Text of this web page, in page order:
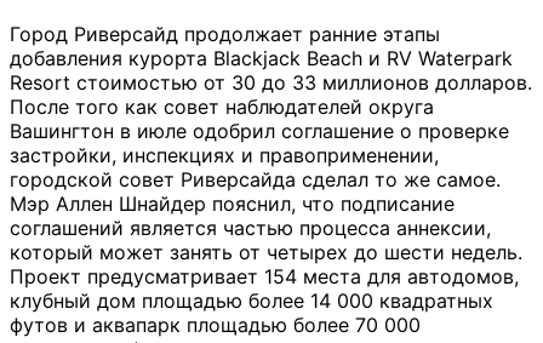
Город Риверсайд продолжает ранние этапы
добавления курорта Blackjack Beach и RV Waterpark
Resort стоимостью от 30 до 33 миллионов долларов.
После того как совет наблюдателей округа
Вашингтон в июле одобрил соглашение о проверке
застройки, инспекциях и правоприменении,
городской совет Риверсайда сделал то же самое.
Мэр Аллен Шнайдер пояснил, что подписание
соглашений является частью процесса аннексии,
который может занять от четырех до шести недель.
Проект предусматривает 154 места для автодомов,
клубный дом площадью более 14 000 квадратных
футов и аквапарк площадью более 70 000